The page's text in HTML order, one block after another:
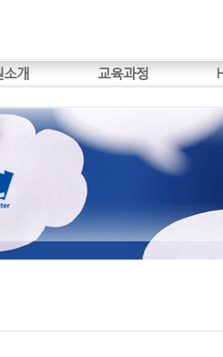
소개 교육과정